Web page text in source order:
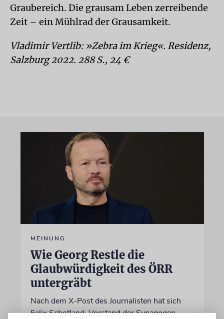
Graubereich. Die grausam Leben zerreibende
Zeit – ein Mühlrad der Grausamkeit.
Vladimir Vertlib: »Zebra im Krieg«. Residenz,
Salzburg 2022. 288 S., 24 €
MEINUNG
Wie Georg Restle die
Glaubwürdigkeit des ÖRR
untergräbt
Nach dem X-Post des Journalisten hat sich
Felix Schotland, Vorstand der Synagogen-